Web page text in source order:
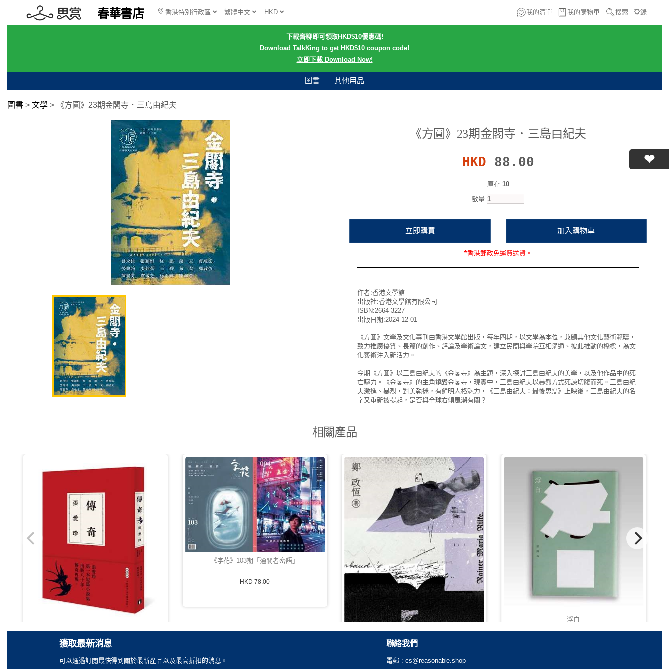
春華書店 香港特別行政區 繁體中文 HKD 我的清單 我的購物車 搜索 登錄
下載齊聊即可領取HKD$10優惠碼!
Download TalkKing to get HKD$10 coupon code!
立即下載 Download Now!
圖書 其他用品
圖書 > 文學 > 《方圓》23期金閣寺．三島由紀夫
《方圓》23期金閣寺．三島由紀夫
HKD 88.00
庫存 10
數量
*香港郵政免運費送貨。
作者:香港文學館
出版社:香港文學館有限公司
ISBN:2664-3227
出版日期:2024-12-01
《方圓》文學及文化專刊由香港文學館出版，每年四期，以文學為本位，兼顧其他文化藝術範疇，
致力推廣優質、長篇的創作、評論及學術論文，建立民間與學院互相溝通、彼此推動的橋樑，為文
化藝術注入新活力。
今期《方圓》以三島由紀夫的《金閣寺》為主題，深入探討三島由紀夫的美學，以及他作品中的死
亡驅力。《金閣寺》的主角燒毀金閣寺，現實中，三島由紀夫以暴烈方式死諫切腹而死。三島由紀
夫激進、暴烈，對美執迷，有鮮明人格魅力，《三島由紀夫：最後思辯》上映後，三島由紀夫的名
字又重新被提起，是否與全球右傾風潮有關？
相關產品
HKD 127.00
《字花》103期「通關者密語」
HKD 78.00
浮白
獲取最新消息
可以通過訂閲最快得到關於最新產品以及最高折扣的消息。
聯絡我們
電郵 : cs@reasonable.shop